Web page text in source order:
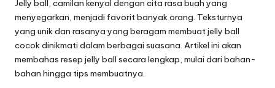
Jelly ball, camilan kenyal dengan cita rasa buah yang
menyegarkan, menjadi favorit banyak orang. Teksturnya
yang unik dan rasanya yang beragam membuat jelly ball
cocok dinikmati dalam berbagai suasana. Artikel ini akan
membahas resep jelly ball secara lengkap, mulai dari bahan-
bahan hingga tips membuatnya.